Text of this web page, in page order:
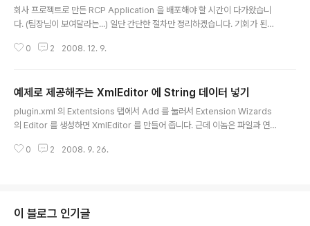
요~ 여튼 쉽게 해결해서 다행입니다.!!!
회사 프로젝트로 만든 RCP Application 을 배포해야 할 시간이 다가왔습니
다. (팀장님이 보여달라는...) 일단 간단한 절차만 정리하겠습니다. 기회가 된다
콘 출판사에서 나온 "이클립스 RCP" 책을 기준으로 정리했습니다. 1. RCP 프
7 9장 하이퍼볼라 패키지 만들기 - 위에서 만든 product 를 Export 합니다.
3. 자동업데이트 구성하기 - p.197 14장 자동 업데이트 - feature project
추..
0 2 2008. 12. 9.
예제로 제공해주는 XmlEditor 에 String 데이터 넣기
plugin.xml 의 Extentsions 탭에서 Add 를 눌러서 Extension Wizards
의 Editor 를 생성하면 XmlEditor 를 만들어 줍니다. 근데 이놈은 파일과 연결
정하였습니다. 구글신께서 도움을 주셨습니다. ㅁXmlEditor.xml public clas
(colorMan..
0 2 2008. 9. 26.
이 블로그 인기글